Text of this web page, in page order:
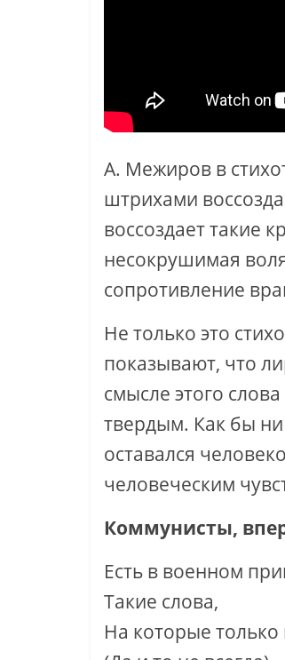
А. Межиров в
штрихами
воссоздает такие
несокрушимая
сопротивление
Не только это
показывают, что
смысле этого
твердым. Как бы ни
оставался
человеческим
Коммунисты,
Есть в военном
Такие слова,
На которые